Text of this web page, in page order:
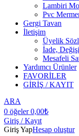
Lambiri
Pvc
Gergi Tavan
İletişim
Üyelik
İade,
Mesafeli
Yardımcı Ürünler
FAVORİLER
GİRİŞ / KAYIT
ARA
0 öğeler 0,00₺
Giriş / Kayıt
Giriş YapHesap oluştur